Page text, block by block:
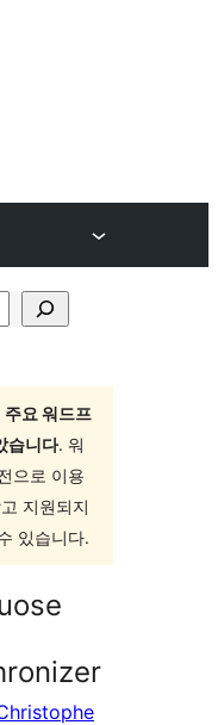
주요 워드프
습니다. 워
으로 이용
지원되지
있습니다.